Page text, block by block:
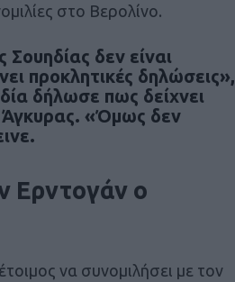
στο Βερολίνο.
δεν είναι
προκλητικές δηλώσεις»,
δήλωσε πως δείχνει
Άγκυρας. «Όμως δεν
Ερντογάν ο
να συνομιλήσει με τον